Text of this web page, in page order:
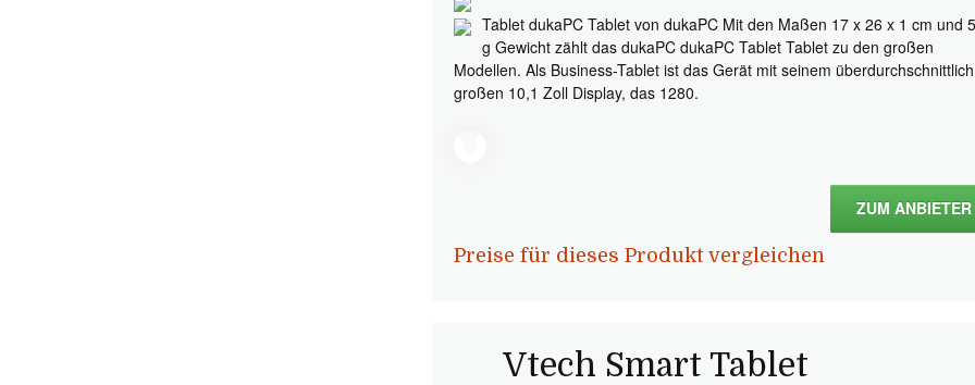
Tablet dukaPC Tablet von dukaPC Mit den Maßen 17 x 26 x 1 cm und
g Gewicht zählt das dukaPC dukaPC Tablet Tablet zu den großen
Modellen. Als Business-Tablet ist das Gerät mit seinem überdurchschnittlich
großen 10,1 Zoll Display, das 1280.
ZUM ANBIETER
Preise für dieses Produkt vergleichen
Vtech Smart Tablet